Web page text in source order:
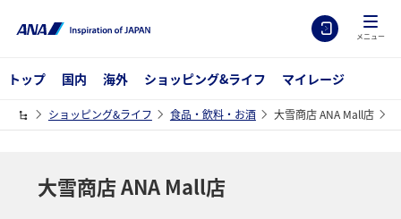
メニュー
トップ 国内 海外 ショッピング&ライフ マイレージ
ショッピング&ライフ 食品・飲料・お酒 大雪商店 ANA Mall店
大雪商店 ANA Mall店